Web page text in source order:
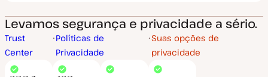
Levamos segurança e privacidade a sério.
Trust
Center
Políticas de
Privacidade
Suas opções de
privacidade